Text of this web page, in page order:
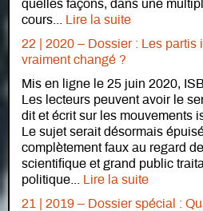
quelles façons, dans une
cours...
Lire la suite
22 | 2020 – Dossier : Les partis
vraiment changé ?
Mis en ligne le 25 juin 2020,
Les lecteurs peuvent avoir le
dit et écrit sur les mouvements
Le sujet serait désormais
complètement faux au regard
scientifique et grand public
politique...
Lire la suite
21 | 2019 – Dossier spécial :